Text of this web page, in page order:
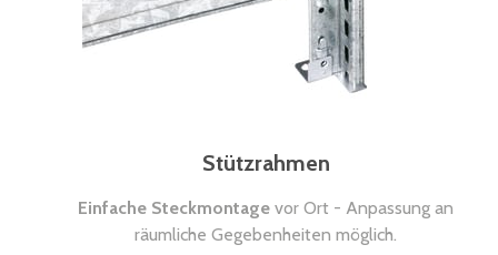
Stützrahmen
Einfache Steckmontage vor Ort - Anpassung an
räumliche Gegebenheiten möglich.